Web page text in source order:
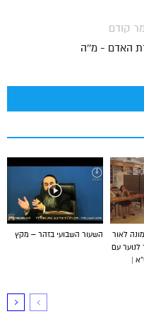
קודם
האדם - מ''ה
השעור השבועי בזהר – מקץ
לאור
עם
|